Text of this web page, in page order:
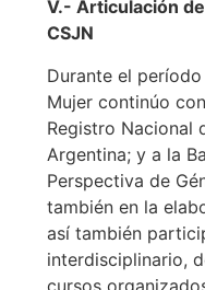
V.- Articulación
CSJN
Durante el
Mujer continúo
Registro Nacional
Argentina; y a la
Perspectiva de
también en la
así también
interdisciplinario,
cursos